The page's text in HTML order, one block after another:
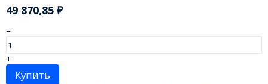
49 870,85 ₽
–
+
Купить